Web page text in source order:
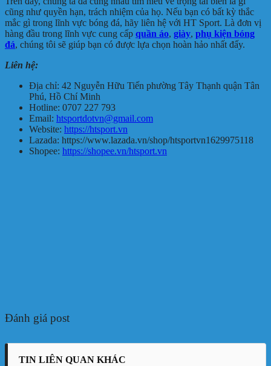
cũng như quyền hạn, trách nhiệm của họ. Nếu bạn có bất kỳ thắc
mắc gì trong lĩnh vực bóng đá, hãy liên hệ với HT Sport. Là đơn vị
hàng đầu trong lĩnh vực cung cấp quần áo, giày, phụ kiện bóng
đá, chúng tôi sẽ giúp bạn có được lựa chọn hoàn hảo nhất đấy.
Liên hệ:
Địa chỉ: 42 Nguyễn Hữu Tiến phường Tây Thạnh quận Tân
Phú, Hồ Chí Minh
Hotline: 0707 227 793
Email: htsportdotvn@gmail.com
Website: https://htsport.vn
Lazada: https://www.lazada.vn/shop/htsportvn1629975118
Shopee: https://shopee.vn/htsport.vn
Đánh giá post
TIN LIÊN QUAN KHÁC